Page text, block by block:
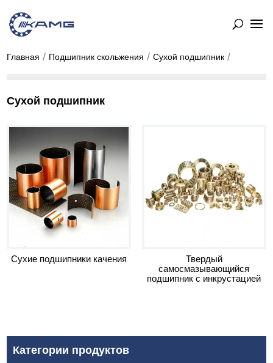
Главная Подшипник скольжения Сухой подшипник
Категории продуктов
Сухой подшипник
Сухие подшипники качения
Твердый
самосмазывающийся
подшипник с инкрустацией